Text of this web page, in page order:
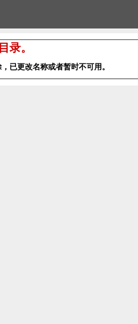
录。
已更改名称或者暂时不可用。